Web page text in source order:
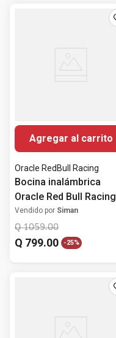
Agregar al carrito
Oracle RedBull Racing
Bocina inalámbrica
Oracle Red Bull Racing
30Watts
Vendido por Siman
Q 1059.00
Q 799.00 -25%